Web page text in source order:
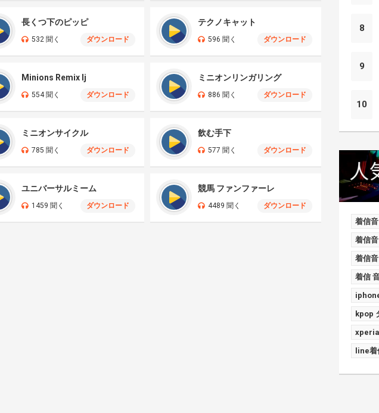
長くつ下のピッピ
532 聞く ダウンロード
テクノキャット
596 聞く ダウンロード
Minions Remix Ij
554 聞く ダウンロード
ミニオンリンガリング
886 聞く ダウンロード
ミニオンサイクル
785 聞く ダウンロード
飲む手下
577 聞く ダウンロード
ユニバーサルミーム
1459 聞く ダウンロード
競馬 ファンファーレ
4489 聞く ダウンロード
8
9
10
着信
着信
着信
着信
kpop
xperia
line